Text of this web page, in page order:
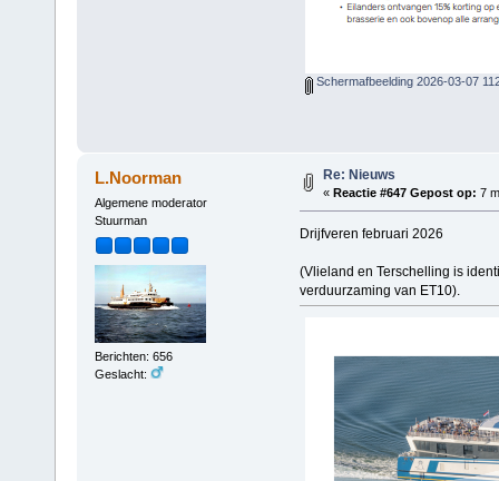
Schermafbeelding 2026-03-07
L.Noorman
Algemene moderator
Stuurman
Berichten: 656
Geslacht:
Re: Nieuws
« Reactie #647 Gepost op: 7
Drijfveren februari 2026
(Vlieland en Terschelling is
verduurzaming van ET10).